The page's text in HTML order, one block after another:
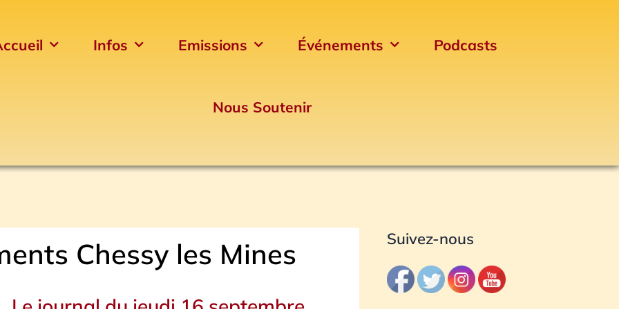
Infos Emissions Événements Podcasts
Nous Soutenir
Chessy les Mines Suivez-nous
Archives